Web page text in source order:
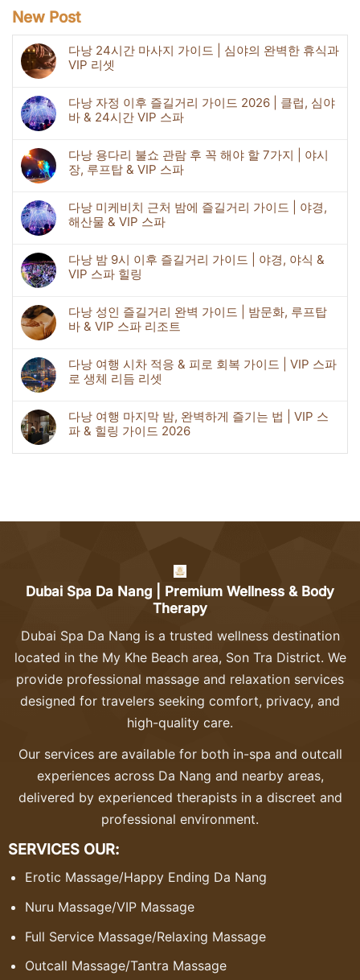
New Post
다낭 24시간 마사지 가이드 | 심야의 완벽한 휴식과
VIP 리셋
다낭 자정 이후 즐길거리 가이드 2026 | 클럽, 심야
바 & 24시간 VIP 스파
다낭 용다리 불쇼 관람 후 꼭 해야 할 7가지 | 야시
장, 루프탑 & VIP 스파
다낭 미케비치 근처 밤에 즐길거리 가이드 | 야경,
해산물 & VIP 스파
다낭 밤 9시 이후 즐길거리 가이드 | 야경, 야식 &
VIP 스파 힐링
다낭 성인 즐길거리 완벽 가이드 | 밤문화, 루프탑
바 & VIP 스파 리조트
다낭 여행 시차 적응 & 피로 회복 가이드 | VIP 스파
로 생체 리듬 리셋
다낭 여행 마지막 밤, 완벽하게 즐기는 법 | VIP 스
파 & 힐링 가이드 2026
Dubai Spa Da Nang | Premium Wellness & Body
Therapy
Dubai Spa Da Nang is a trusted wellness destination
located in the My Khe Beach area, Son Tra District. We
provide professional massage and relaxation services
designed for travelers seeking comfort, privacy, and
high-quality care.
Our services are available for both in-spa and outcall
experiences across Da Nang and nearby areas,
delivered by experienced therapists in a discreet and
professional environment.
SERVICES OUR:
Erotic Massage/Happy Ending Da Nang
Nuru Massage/VIP Massage
Full Service Massage/Relaxing Massage
Outcall Massage/Tantra Massage